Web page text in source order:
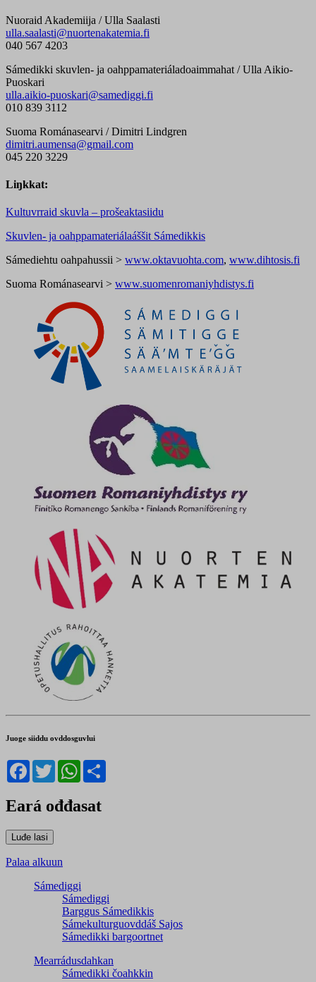
Nuoraid Akademiija / Ulla Saalasti
ulla.saalasti@nuortenakatemia.fi
040 567 4203
Sámedikki skuvlen- ja oahppamateriáladoaimmahat / Ulla Aikio-
Puoskari
ulla.aikio-puoskari@samediggi.fi
010 839 3112
Suoma Románasearvi /Dimitri Lindgren
dimitri.aumensa@gmail.com
045 220 3229
Liŋkkat:
Kultuvrraid skuvla – prošeaktasiidu
Skuvlen- ja oahppamateriálaáššit Sámedikkis
Sámediehtu oahpahussii > www.oktavuohta.com, www.dihtosis.fi
Suoma Románasearvi > www.suomenromaniyhdistys.fi
Juoge siiddu ovddosguvlui
Facebook
TwitterWhatsApp
Eará ođđasat
Palaa alkuun
Sámediggi
Sámediggi
Barggus Sámedikkis
Sámekulturguovddáš Sajos
Sámedikki bargoortnet
Mearrádusdahkan
Sámedikki čoahkkin